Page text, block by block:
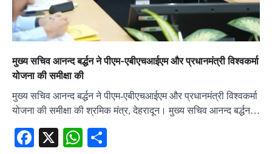
मुख्य सचिव आनन्द बर्द्धन ने पीएम-एबीएचआईएम और प्रधानमंत्री विश्वकर्मा
योजना की समीक्षा की
मुख्य सचिव आनन्द बर्द्धन ने पीएम-एबीएचआईएम और प्रधानमंत्री विश्वकर्मा
योजना की समीक्षा की श्रमिक मंत्र, देहरादून। मुख्य सचिव आनन्द बर्द्धन…
Facebook
X WhatsApp